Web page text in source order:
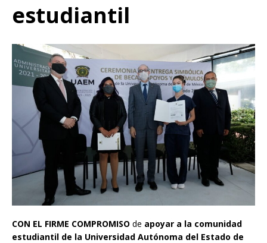
estudiantil
CON EL FIRME COMPROMISO de apoyar a la comunidad
estudiantil de la Universidad Autónoma del Estado de